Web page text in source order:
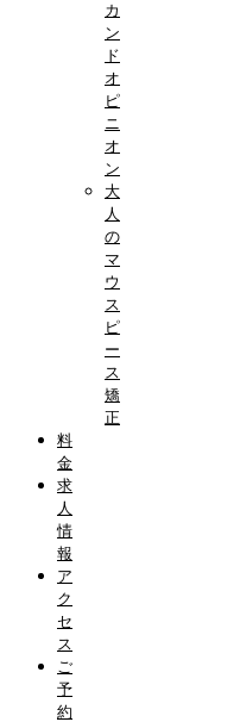
カ
ン
ド
オ
ピ
ニ
オ
ン
大
人
の
マ
ウ
ス
ピ
ー
ス
矯
正
料
金
求
人
情
報
ア
ク
セ
ス
ご
予
約